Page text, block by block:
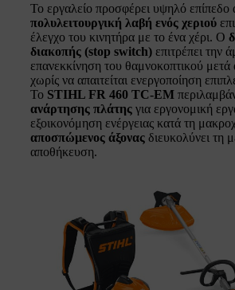
Το εργαλείο προσφέρει υψηλό
πολυλειτουργική λαβή ενός χεριού
έλεγχο του κινητήρα με το ένα χέρι. Ο
διακοπής (stop switch) επιτρέπει την
επανεκκίνηση του θαμνοκοπτικού μετά
χωρίς να απαιτείται ενεργοποίηση
Το STIHL FR 460 TC-EM
ανάρτησης πλάτης για εργονομική
εξοικονόμηση ενέργειας κατά τη
αποσπώμενος άξονας διευκολύνει τη
αποθήκευση.